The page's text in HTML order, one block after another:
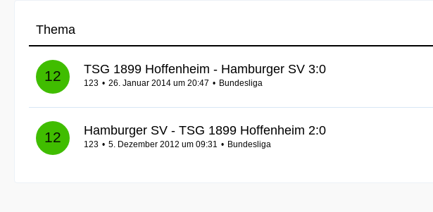
Thema
TSG 1899 Hoffenheim - Hamburger SV 3:0
123 26. Januar 2014 um 20:47 Bundesliga
Hamburger SV - TSG 1899 Hoffenheim 2:0
123 5. Dezember 2012 um 09:31 Bundesliga